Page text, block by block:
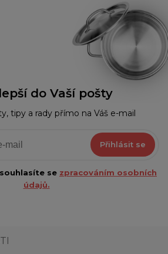
do Vaší pošty
tipy a rady přímo na Váš e-mail
Přihlásit se
se zpracováním osobních
údajů.